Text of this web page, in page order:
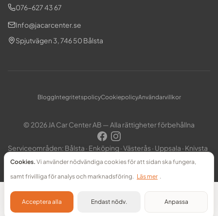
Cookies. Vi använder nödvändiga cookies för att sidan ska fungera,
samt frivilliga för analys och marknadsföring. Läs mer .
Acceptera alla Endast nödv. Anpassa
076-627 43 67
Info@jacarcenter.se
Spjutvägen 3, 746 50 Bålsta
BloggIntegritetspolicyCookiepolicyAnvändarvillkor
© 2026 JA Car Center AB — Alla rättigheter förbehållna
Serviceområden: Bålsta · Enköping · Västerås · Uppsala · Knivsta
· Stockholm